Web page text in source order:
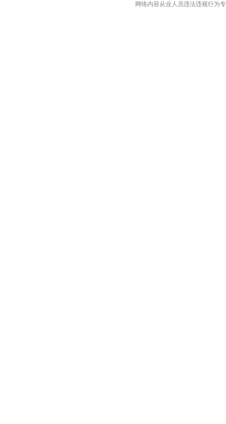
网络内容从业人员违法违规行